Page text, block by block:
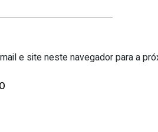
e site neste navegador para a